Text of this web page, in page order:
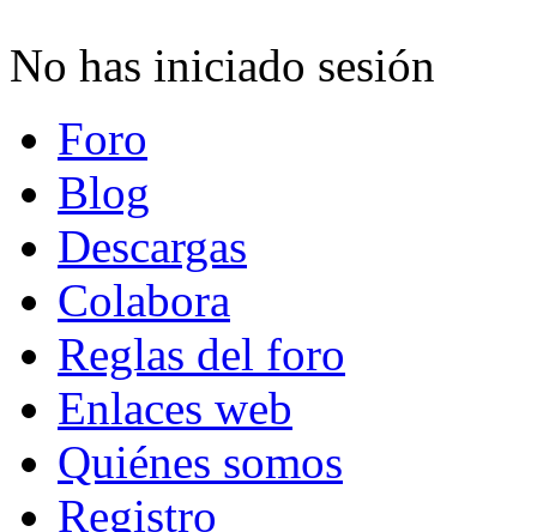
No has iniciado sesión
Foro
Blog
Descargas
Colabora
Reglas del foro
Enlaces web
Quiénes somos
Registro